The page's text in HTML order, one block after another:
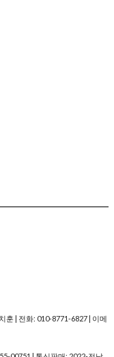
훈 | 전화: 010-8771-6827 | 이메